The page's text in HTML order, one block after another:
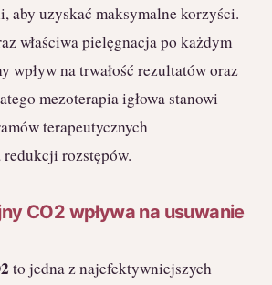
aby uzyskać maksymalne korzyści.
właściwa pielęgnacja po każdym
wpływ na trwałość rezultatów oraz
mezoterapia igłowa stanowi
terapeutycznych
redukcji rozstępów.
CO2 wpływa na usuwanie
to jedna z najefektywniejszych